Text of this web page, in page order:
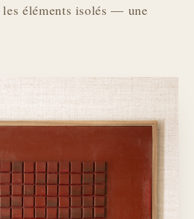
les éléments isolés — une